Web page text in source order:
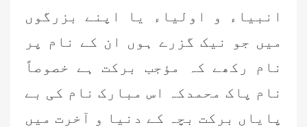
انبیاء و اولیاء یا اپنے بزرگوں
میں جو نیک گزرے ہوں ان کے نام پر
نام رکھے کہ مؤجب برکت ہے خصوصاً
نام پاک محمدکہ اس مبارک نام کی بے
پایاں برکت بچہ کے دنیا و آخرت میں